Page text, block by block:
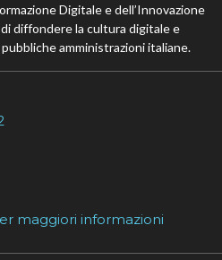
Digitale e dell’Innovazione
diffondere la cultura digitale e
amministrazioni italiane.
maggiori informazioni